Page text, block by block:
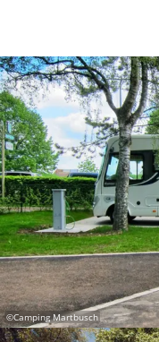
©Camping Martbusch